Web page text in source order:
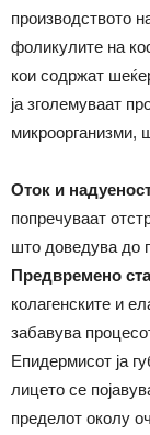
производството
фоликулите на
кои содржат
ја зголемуваат
микроорганизми,
Оток и
попречуваат
што доведува до
Предвремено
колагенските и
забавува
Епидермисот ја
лицето се
пределот околу